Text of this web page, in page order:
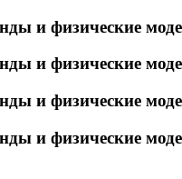
и физические
и физические
и физические
и физические